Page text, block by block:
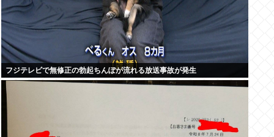
フジテレビで無修正の勃起ちんぽが流れる放送事故が発生